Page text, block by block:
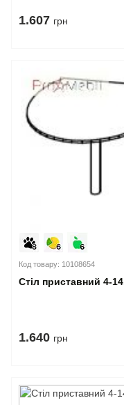
1.607 грн
Код товару: 10108654
Стіл приставний 4-
1.640 грн